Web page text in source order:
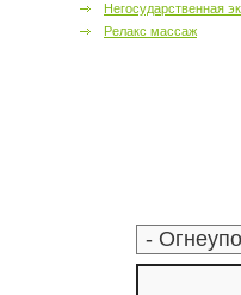
Негосударственная
Релакс массаж